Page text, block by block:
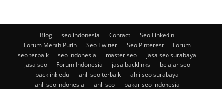
Blog seo indonesia Contact
Seo Linkedin
Forum Merah Putih
Seo Twitter Seo Pinterest
Forum
seo terbaik
seo indonesia master seo
jasa seo surabaya
jasa seo
Forum Indonesia jasa backlinks
belajar seo
backlink edu
ahli seo terbaik
ahli seo surabaya
ahli seo indonesia
ahli seo
pakar seo indonesia